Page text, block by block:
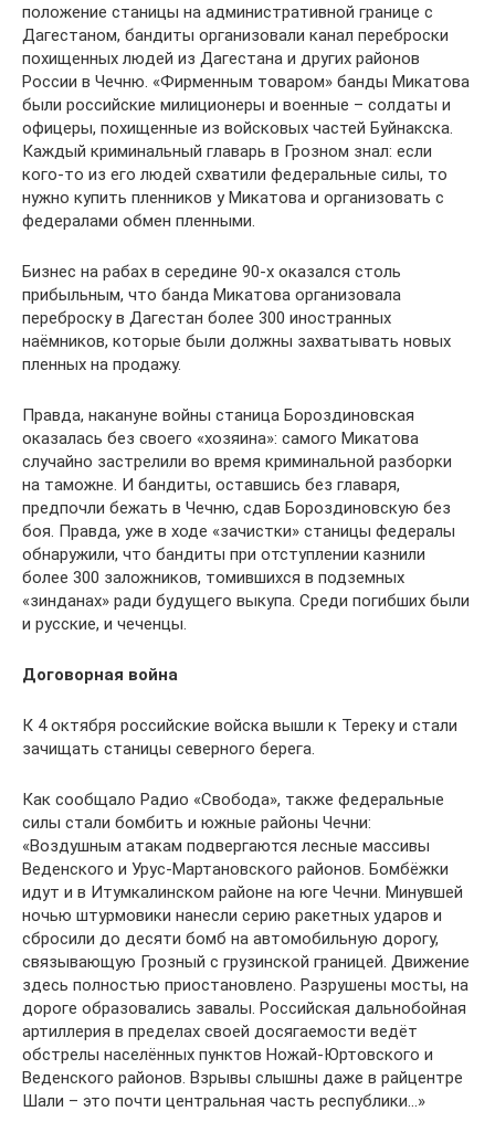
положение станицы на административной границе с
Дагестаном, бандиты организовали канал переброски
похищенных людей из Дагестана и других районов
России в Чечню. «Фирменным товаром» банды Микатова
были российские милиционеры и военные – солдаты и
офицеры, похищенные из войсковых частей Буйнакска.
Каждый криминальный главарь в Грозном знал: если
кого-то из его людей схватили федеральные силы, то
нужно купить пленников у Микатова и организовать с
федералами обмен пленными.
Бизнес на рабах в середине 90-х оказался столь
прибыльным, что банда Микатова организовала
переброску в Дагестан более 300 иностранных
наёмников, которые были должны захватывать новых
пленных на продажу.
Правда, накануне войны станица Бороздиновская
оказалась без своего «хозяина»: самого Микатова
случайно застрелили во время криминальной разборки
на таможне. И бандиты, оставшись без главаря,
предпочли бежать в Чечню, сдав Бороздиновскую без
боя. Правда, уже в ходе «зачистки» станицы федералы
обнаружили, что бандиты при отступлении казнили
более 300 заложников, томившихся в подземных
«зинданах» ради будущего выкупа. Среди погибших были
и русские, и чеченцы.
Договорная война
К 4 октября российские войска вышли к Тереку и стали
зачищать станицы северного берега.
Как сообщало Радио «Свобода», также федеральные
силы стали бомбить и южные районы Чечни:
«Воздушным атакам подвергаются лесные массивы
Веденского и Урус-Мартановского районов. Бомбёжки
идут и в Итумкалинском районе на юге Чечни. Минувшей
ночью штурмовики нанесли серию ракетных ударов и
сбросили до десяти бомб на автомобильную дорогу,
связывающую Грозный с грузинской границей. Движение
здесь полностью приостановлено. Разрушены мосты, на
дороге образовались завалы. Российская дальнобойная
артиллерия в пределах своей досягаемости ведёт
обстрелы населённых пунктов Ножай-Юртовского и
Веденского районов. Взрывы слышны даже в райцентре
Шали – это почти центральная часть республики…»